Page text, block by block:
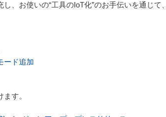
、お使いの“工具のIoT化”のお手伝いを通じ
ード追加
す。